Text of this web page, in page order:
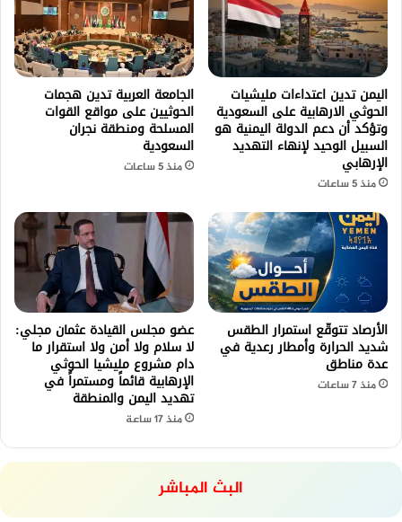
اليمن تدين اعتداءات مليشيات
الحوثي الارهابية على السعودية
وتؤكد أن دعم الدولة اليمنية هو
السبيل الوحيد لإنهاء التهديد
الإرهابي
منذ 5 ساعات
الجامعة العربية تدين هجمات
الحوثيين على مواقع القوات
المسلحة ومنطقة نجران
السعودية
منذ 5 ساعات
الأرصاد تتوقّع استمرار الطقس
شديد الحرارة وأمطار رعدية في
عدة مناطق
منذ 7 ساعات
عضو مجلس القيادة عثمان مجلي:
لا سلام ولا أمن ولا استقرار ما
دام مشروع مليشيا الحوثي
الإرهابية قائماً ومستمراً في
تهديد اليمن والمنطقة
منذ 17 ساعة
البث المباشر